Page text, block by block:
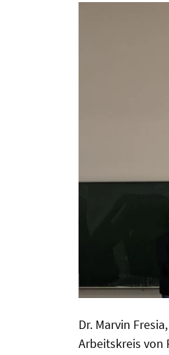
Dr. Marvin
Arbeitskreis von